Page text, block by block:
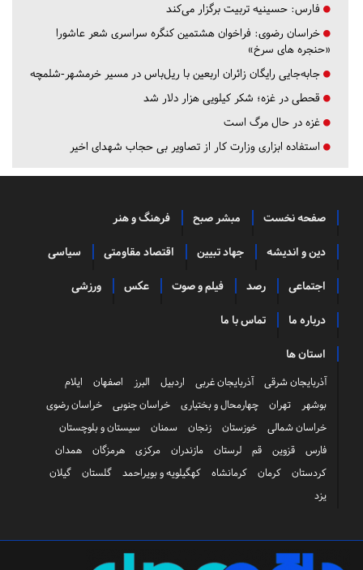
فارس: حسینیه تربیت برگزار می‌کند
خراسان رضوی: فراخوان هشتمین کنگره سراسری شعر عاشورا
«حنجره های سرخ»
جابه‌جایی رایگان زائران اربعین با ریل‌باس در مسیر خرمشهر-شلمچه
قحطی در غزه؛ شکر کیلویی هزار دلار شد
غزه در حال مرگ است
استفاده ابزاری وزارت کار از تصاویر بی حجاب شهدای اخیر
صفحه نخست مبشر صبح فرهنگ و هنر
دین و اندیشه جهاد تبیین اقتصاد مقاومتی سیاسی
اجتماعی رصد فیلم و صوت عکس ورزشی
درباره ما تماس با ما
استان ها
آذربایجان شرقی آذربایجان غربی اردبیل البرز اصفهان
ایلام
بوشهر
تهران چهارمحال و بختیاری خراسان جنوبی
خراسان رضوی
خراسان شمالی
خوزستان زنجان سمنان
سیستان و بلوچستان
فارس
قزوین قم لرستان مازندران مرکزی هرمزگان
همدان
کردستان
کرمان کرمانشاه کهگیلویه و بویراحمد گلستان
گیلان
یزد